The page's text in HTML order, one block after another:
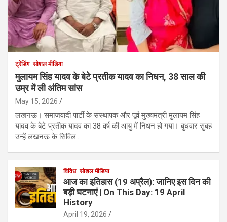
ट्रेंडिंग सोशल मीडिया
मुलायम सिंह यादव के बेटे प्रतीक यादव का निधन, 38 साल की
उम्र में ली अंतिम सांस
May 15, 2026
लखनऊ। समाजवादी पार्टी के संस्थापक और पूर्व मुख्यमंत्री मुलायम सिंह
यादव के बेटे प्रतीक यादव का 38 वर्ष की आयु में निधन हो गया। बुधवार सुबह
उन्हें लखनऊ के सिविल…
विविध सोशल मीडिया
आज का इतिहास (19 अप्रैल): जानिए इस दिन की
बड़ी घटनाएं | On This Day: 19 April
History
April 19, 2026